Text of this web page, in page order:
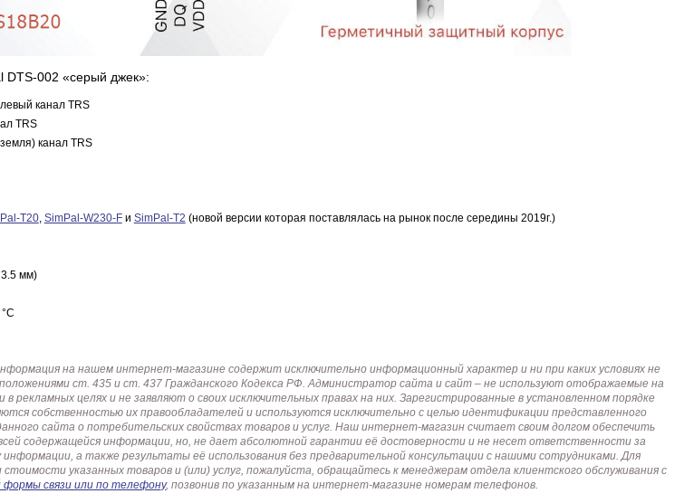
DTS-002 «серый джек»:
канал TRS
TRS
канал TRS
T20, SimPal-W230-Fи SimPal-T2 (новой версии которая поставлялась на рынок после середины 2019г.)
мм)
на нашем интернет-магазине содержит исключительно информационный характер и ни при каких условиях не
ст. 435 и ст. 437 Гражданского Кодекса РФ. Администратор сайта и сайт – не используют отображаемые на
рекламных целях и не заявляют о своих исключительных правах на них. Зарегистрированные в установленном порядке
собственностью их правообладателей и используются исключительно с целью идентификации представленного
сайта о потребительских свойствах товаров и услуг. Наш интернет-магазин считает своим долгом обеспечить
содержащейся информации, но, не дает абсолютной гарантии её достоверности и не несет ответственности за
а также результаты её использования без предварительной консультации с нашими сотрудниками. Для
указанных товаров и (или) услуг, пожалуйста, обращайтесь к менеджерам отдела клиентского обслуживания с
формы связи или по телефону, позвонив по указанным на интернет-магазине номерам телефонов.